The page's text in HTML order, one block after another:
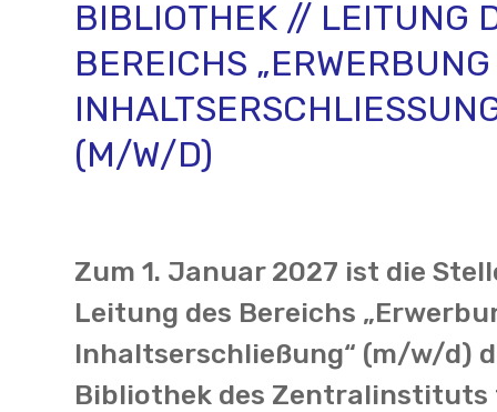
BIBLIOTHEK // LEITUNG
BEREICHS
M/W/D)
Zum 1. Januar 2027 ist die
Leitung des Bereichs
Inhaltserschließung“ (m/w/d)
Bibliothek des Zentralinstituts